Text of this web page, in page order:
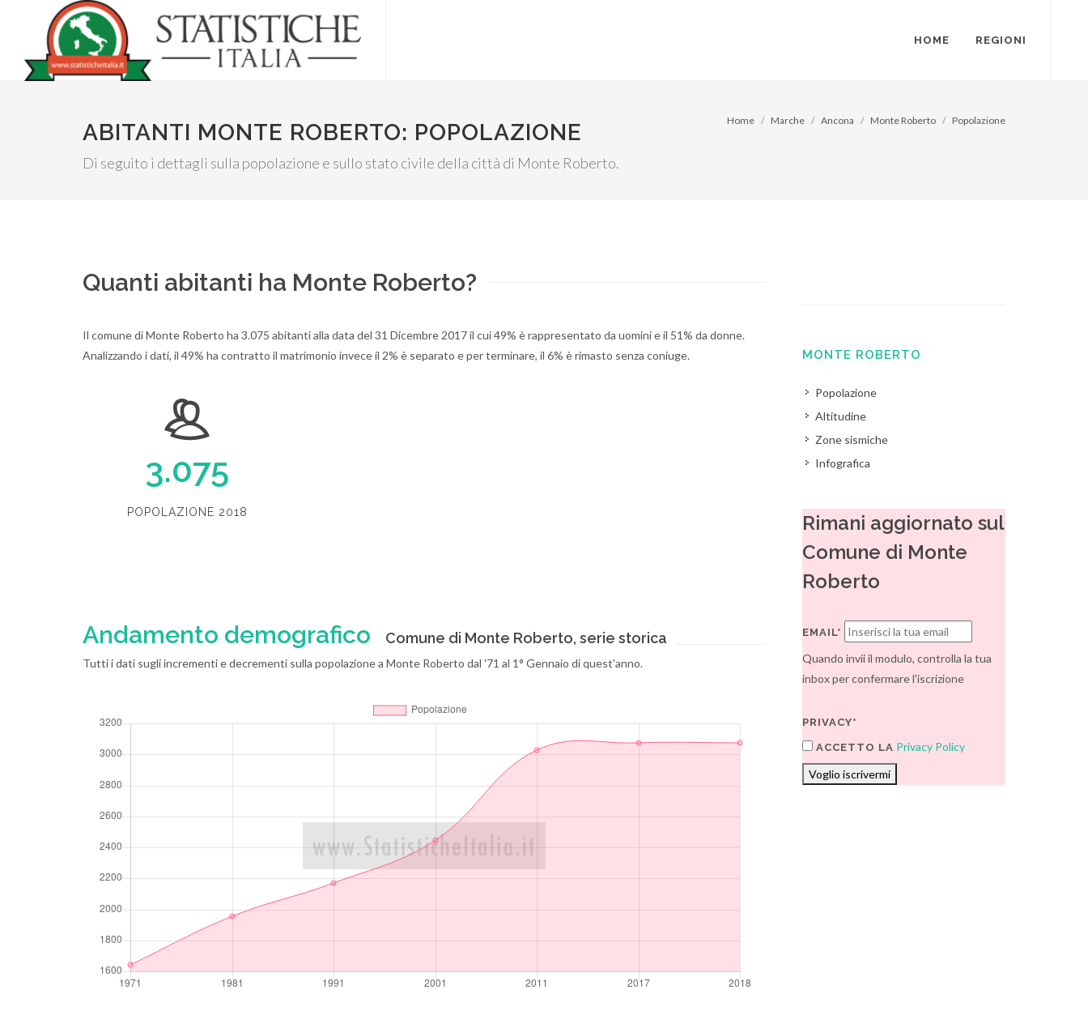
HOME REGIONI
ABITANTI MONTE ROBERTO: POPOLAZIONE
Di seguito i dettagli sulla popolazione e sullo stato civile della città di Monte Roberto.
Home Marche Ancona Monte Roberto Popolazione
Quanti abitanti ha Monte Roberto?
Il comune di Monte Roberto ha 3.075 abitanti alla data del 31 Dicembre 2017 il cui 49% è rappresentato da uomini e il 51% da donne.
Analizzando i dati, il 49% ha contratto il matrimonio invece il 2% è separato e per terminare, il 6% è rimasto senza coniuge.
3.075
POPOLAZIONE 2018
Andamento demografico Comune di Monte Roberto, serie storica
Tutti i dati sugli incrementi e decrementi sulla popolazione a Monte Roberto dal '71 al 1° Gennaio di quest'anno.
MONTE ROBERTO
Popolazione
Altitudine
Zone sismiche
Infografica
Rimani aggiornato sul
Comune di Monte
Roberto
EMAIL*
Quando invii il modulo, controlla la tua
inbox per confermare l'iscrizione
PRIVACY*
ACCETTO LA Privacy Policy
Voglio iscrivermi